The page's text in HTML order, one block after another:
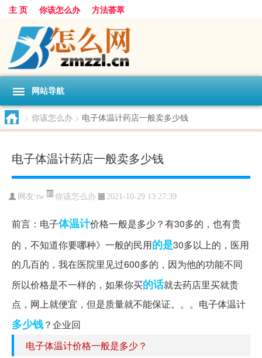
主 页 你该怎么办 方法荟萃
网站导航
> 你该怎么办 > 电子体温计药店一般卖多少钱
电子体温计药店一般卖多少钱
网友:tw 你该怎么办 2021-10-29 13:27:39
前言：电子体温计价格一般是多少？有30多的，也有贵
的，不知道你要哪种》一般的民用的是30多以上的，医用
的几百的，我在医院里见过600多的，因为他的功能不同
所以价格是不一样的，如果你买的话就去药店里买就贵
点，网上就便宜，但是质量就不能保证。。。电子体温计
多少钱？企业回
电子体温计价格一般是多少？